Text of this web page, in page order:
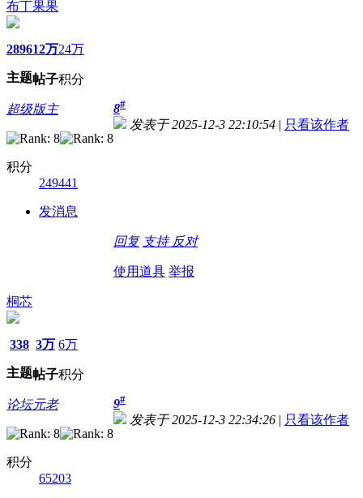
布丁果果
2896
主题
12万
帖子
24万
积分
超级版主
积分
249441
发消息
8#
发表于 2025-12-3 22:10:54 | 只看该作者
回复 支持 反对
使用道具 举报
桐芯
338
主题
3万
帖子
6万
积分
论坛元老
积分
65203
9#
发表于 2025-12-3 22:34:26 | 只看该作者